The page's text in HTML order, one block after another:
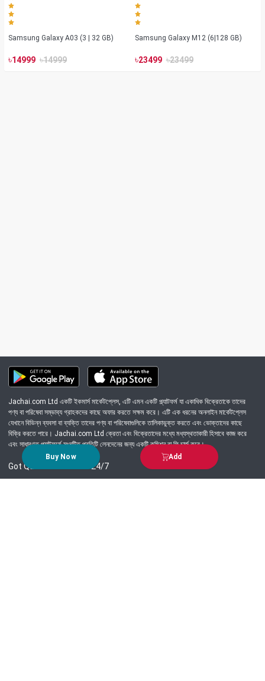
Buy Now Add
Samsung Galaxy A03 (3 | 32 GB)
৳14999 ৳14999
Samsung Galaxy M12 (6|128 GB)
৳23499 ৳23499
Jachai.com Ltd একটি ইকমার্স মার্কেটপ্লেস, এটি এমন একটি প্ল্যাটফর্ম যা একাধিক বিক্রেতাকে তাদের
পণ্য বা পরিষেবা সম্ভাব্য গ্রাহকদের কাছে অফার করতে সক্ষম করে। এটি এক ধরনের অনলাইন মার্কেটপ্লেস
যেখানে বিভিন্ন ব্যবসা বা ব্যক্তি তাদের পণ্য বা পরিষেবাগুলিকে তালিকাভুক্ত করতে এবং ভোক্তাদের কাছে
বিক্রি করতে পারে। Jachai.com Ltd ক্রেতা এবং বিক্রেতাদের মধ্যে মধ্যস্থতাকারী হিসাবে কাজ করে
এবং সাধারণত প্ল্যাটফর্মে সংঘটিত প্রতিটি লেনদেনের জন্য একটি কমিশন বা ফি চার্জ করে।
Got Question? Call us 24/7